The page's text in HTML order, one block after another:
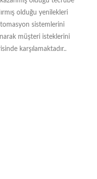
olduğu yenilekleri
sistemlerini
müşteri isteklerini
karşılamaktadır..